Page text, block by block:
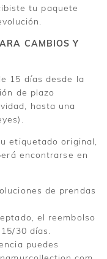
tu paquete
CAMBIOS Y
15 días desde la
de plazo
hasta una
etiquetado original,
encontrarse en
de prendas
el reembolso
30 días.
puedes